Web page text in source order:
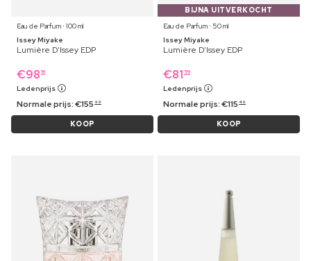
Eau de Parfum ⋅ 100 ml
Issey Miyake
Lumière D'Issey EDP
€98 19
Ledenprijs
Normale prijs:€155 99
KOOP
BIJNA UITVERKOCHT
Eau de Parfum ⋅ 50 ml
Issey Miyake
Lumière D'Issey EDP
€81 59
Ledenprijs
Normale prijs:€115 49
KOOP